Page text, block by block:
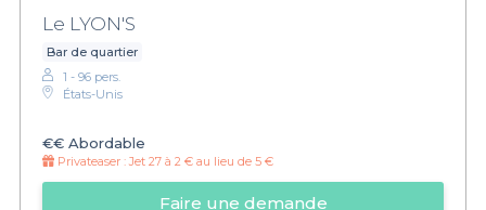
Le LYON'S
Bar de quartier
1 - 96 pers.
États-Unis
€€ Abordable
Privateaser :Jet 27 à 2 € au lieu de 5 €
Faire une demande